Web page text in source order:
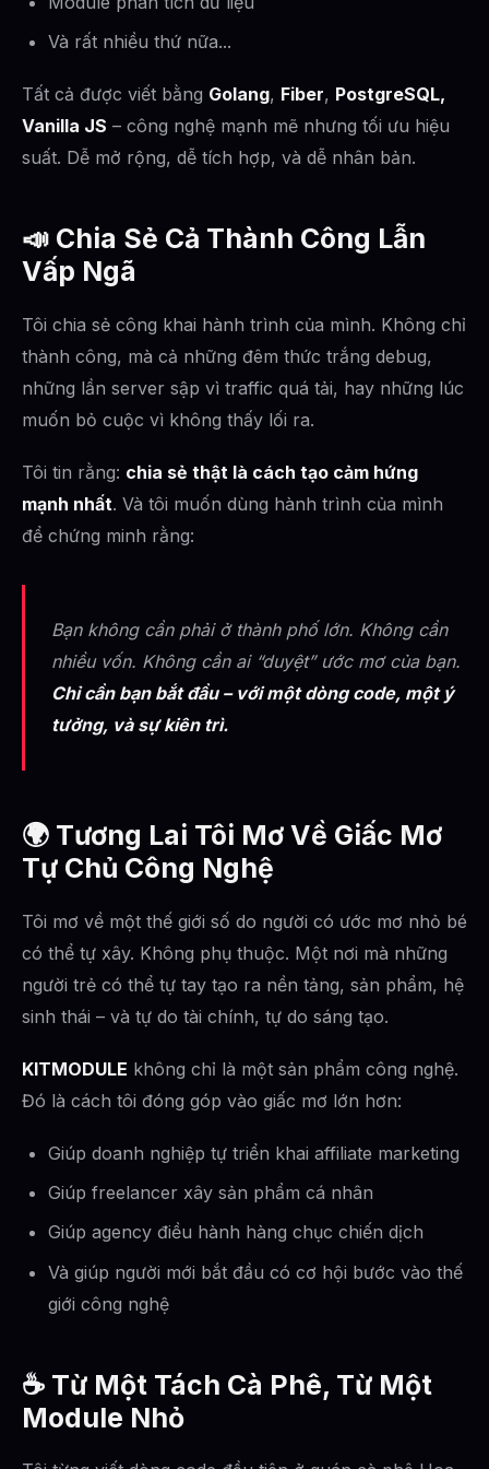
Và rất nhiều thứ nữa...
Tất cả được viết bằng Golang, Fiber, PostgreSQL,
Vanilla JS – công nghệ mạnh mẽ nhưng tối ưu hiệu
suất. Dễ mở rộng, dễ tích hợp, và dễ nhân bản.
📣 Chia Sẻ Cả Thành Công Lẫn
Vấp Ngã
Tôi chia sẻ công khai hành trình của mình. Không chỉ
thành công, mà cả những đêm thức trắng debug,
những lần server sập vì traffic quá tải, hay những lúc
muốn bỏ cuộc vì không thấy lối ra.
Tôi tin rằng: chia sẻ thật là cách tạo cảm hứng
mạnh nhất. Và tôi muốn dùng hành trình của mình
để chứng minh rằng:
Bạn không cần phải ở thành phố lớn. Không cần
nhiều vốn. Không cần ai “duyệt” ước mơ của bạn.
Chỉ cần bạn bắt đầu – với một dòng code, một ý
tưởng, và sự kiên trì.
🌍 Tương Lai Tôi Mơ Về Giấc Mơ
Tự Chủ Công Nghệ
Tôi mơ về một thế giới số do người có ước mơ nhỏ bé
có thể tự xây. Không phụ thuộc. Một nơi mà những
người trẻ có thể tự tay tạo ra nền tảng, sản phẩm, hệ
sinh thái – và tự do tài chính, tự do sáng tạo.
KITMODULE không chỉ là một sản phẩm công nghệ.
Đó là cách tôi đóng góp vào giấc mơ lớn hơn:
Giúp doanh nghiệp tự triển khai affiliate marketing
Giúp freelancer xây sản phẩm cá nhân
Giúp agency điều hành hàng chục chiến dịch
Và giúp người mới bắt đầu có cơ hội bước vào thế
giới công nghệ
☕️ Từ Một Tách Cà Phê, Từ Một
Module Nhỏ